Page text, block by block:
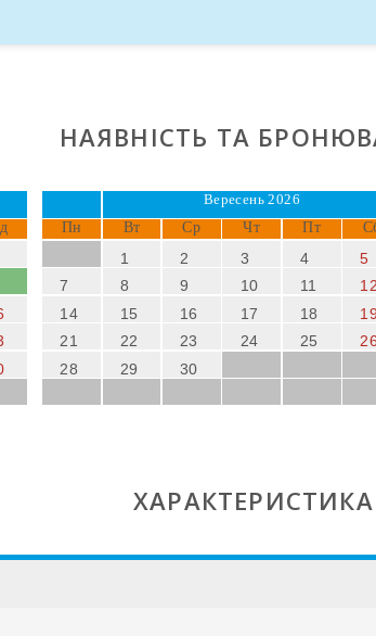
НАЯВНІСТЬ ТА
Вересень 2026
Пн Вт Ср Чт Пт
1 2 3 4 5
7
8 9 10 11 12
14
15 16 17 18 19
21
22 23 24 25 26
28
29 30
ХАРАКТЕРИСТИКА